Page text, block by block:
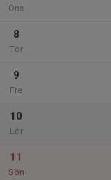
Ons
8
Tor
9
Fre
10
Lör
11
Sön